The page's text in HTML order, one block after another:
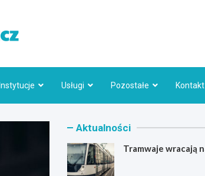
Instytucje Usługi Pozostałe Kontakt
Aktualności
Tramwaje wracają